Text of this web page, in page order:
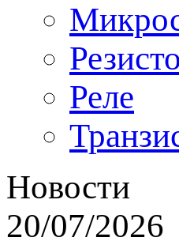
Реле
Новости
20/07/2026